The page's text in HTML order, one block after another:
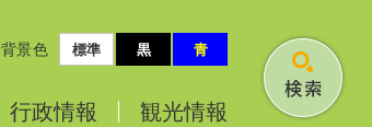
背景色 標準 黒 青
行政情報 観光情報
検